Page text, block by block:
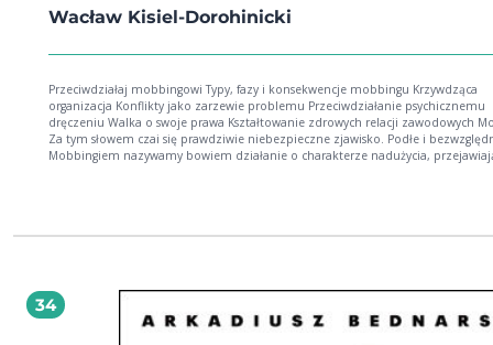
Wacław Kisiel-Dorohinicki
Przeciwdziałaj mobbingowi Typy, fazy i konsekwencje mobbingu Krzywdząca
organizacja Konflikty jako zarzewie problemu Przeciwdziałanie psychicznemu
dręczeniu Walka o swoje prawa Kształtowanie zdrowych relacji zawodowych Mobbing.
Za tym słowem czai się prawdziwie niebezpieczne zjawisko. Podłe i
Mobbingiem nazywamy bowiem działanie o charakterze nadużycia,
dręczeniu, mającym miejsce w polskich firmach. Przymusowe nadgodziny,
nieetycznemu zachowaniu pracodawcy jako pracowniczą próbę zemsty czy
za zwolnienie. Jeśli jednak kiedykolwiek byłeś ofiarą mobbingu lub taka
panowała w Twoim biurze, dobrze wiesz, że szykany potrafią zatruć krew,
34